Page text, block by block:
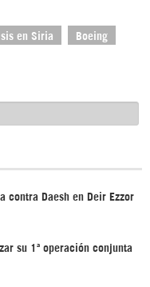
en Siria Boeing
contra Daesh en Deir Ezzor
su 1ª operación conjunta